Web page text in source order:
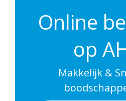
Berckheidelaan 4
Heerhugowaard 1701VG
Routebeschrijving
Online
op
Makkelijk &